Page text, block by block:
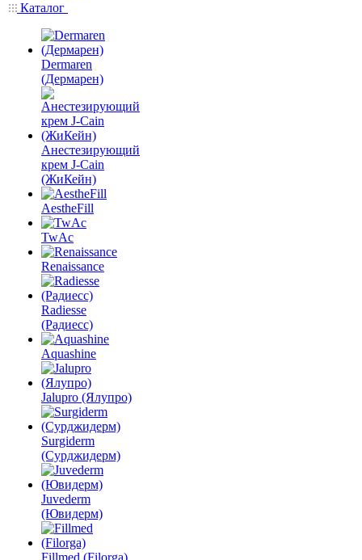
Каталог
Dermaren
(Дермарен)
Анестезирующий
крем J-Cain
(ЖиКейн)
AestheFill
TwAc
Renaissance
Radiesse
(Радиесс)
Aquashine
Jalupro (Ялупро)
Surgiderm
(Сурджидерм)
Juvederm
(Ювидерм)
Fillmed (Filorga)